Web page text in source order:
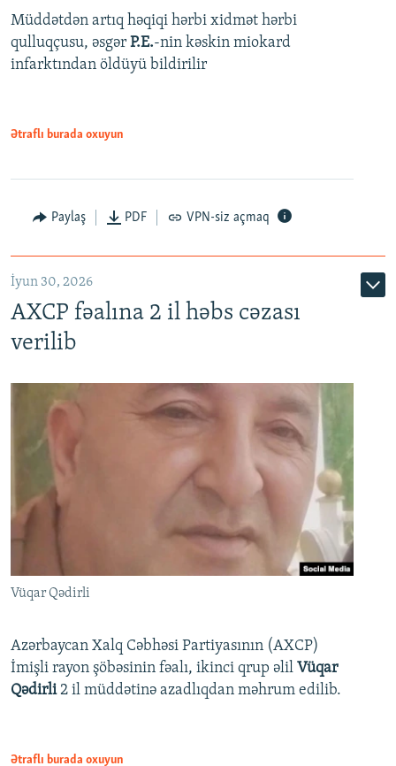
Müddətdən artıq həqiqi hərbi xidmət hərbi
qulluqçusu, əsgər P.E.-nin kəskin miokard
infarktından öldüyü bildirilir
Ətraflı burada oxuyun
Paylaş PDF VPN-siz açmaq
İyun 30, 2026
AXCP fəalına 2 il həbs cəzası
verilib
Vüqar Qədirli
Azərbaycan Xalq Cəbhəsi Partiyasının (AXCP)
İmişli rayon şöbəsinin fəalı, ikinci qrup əlil Vüqar
Qədirli2 il müddətinə azadlıqdan məhrum edilib.
Ətraflı burada oxuyun